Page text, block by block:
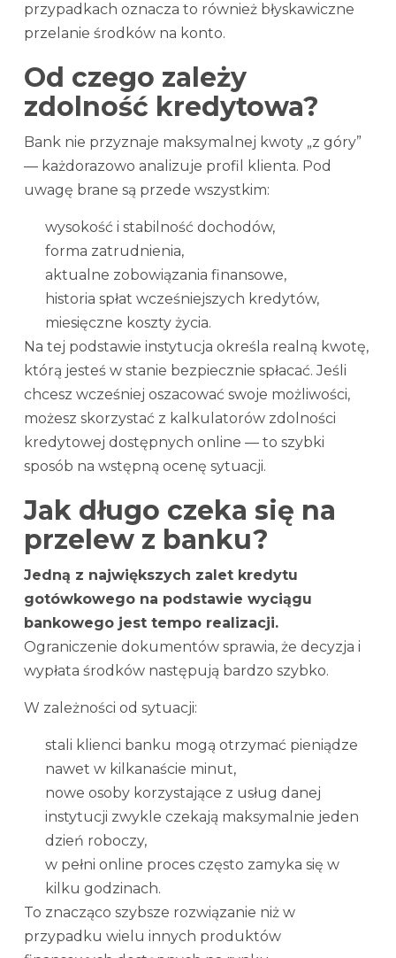
przypadkach oznacza to również błyskawiczne
przelanie środków na konto.
Od czego zależy
zdolność kredytowa?
Bank nie przyznaje maksymalnej kwoty „z góry”
— każdorazowo analizuje profil klienta. Pod
uwagę brane są przede wszystkim:
wysokość i stabilność dochodów,
forma zatrudnienia,
aktualne zobowiązania finansowe,
historia spłat wcześniejszych kredytów,
miesięczne koszty życia.
Na tej podstawie instytucja określa realną kwotę,
którą jesteś w stanie bezpiecznie spłacać. Jeśli
chcesz wcześniej oszacować swoje możliwości,
możesz skorzystać z kalkulatorów zdolności
kredytowej dostępnych online — to szybki
sposób na wstępną ocenę sytuacji.
Jak długo czeka się na
przelew z banku?
Jedną z największych zalet kredytu
gotówkowego na podstawie wyciągu
bankowego jest tempo realizacji.
Ograniczenie dokumentów sprawia, że decyzja i
wypłata środków następują bardzo szybko.
W zależności od sytuacji:
stali klienci banku mogą otrzymać pieniądze
nawet w kilkanaście minut,
nowe osoby korzystające z usług danej
instytucji zwykle czekają maksymalnie jeden
dzień roboczy,
w pełni online proces często zamyka się w
kilku godzinach.
To znacząco szybsze rozwiązanie niż w
przypadku wielu innych produktów